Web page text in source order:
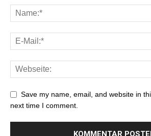
Save my name, email, and website in
next time I comment.